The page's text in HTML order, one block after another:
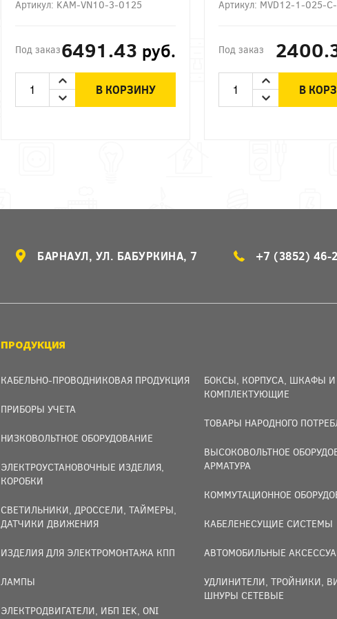
Артикул: KAM-VN10-3-0125
Под заказ6491.43 руб.
В КОРЗИНУ
Артикул: MVD12-1-025-
Под заказ
В
БАРНАУЛ, УЛ. БАБУРКИНА, 7 +7 (3852) 46-
ПРОДУКЦИЯ
КАБЕЛЬНО-ПРОВОДНИКОВАЯ ПРОДУКЦИЯ
ПРИБОРЫ УЧЕТА
НИЗКОВОЛЬТНОЕ ОБОРУДОВАНИЕ
ЭЛЕКТРОУСТАНОВОЧНЫЕ ИЗДЕЛИЯ,
КОРОБКИ
СВЕТИЛЬНИКИ, ДРОССЕЛИ, ТАЙМЕРЫ,
ДАТЧИКИ ДВИЖЕНИЯ
ИЗДЕЛИЯ ДЛЯ ЭЛЕКТРОМОНТАЖА КПП
ЛАМПЫ
ЭЛЕКТРОДВИГАТЕЛИ, ИБП IEK, ONI
БОКСЫ, КОРПУСА, ШКАФЫ И
КОМПЛЕКТУЮЩИЕ
ТОВАРЫ НАРОДНОГО
ВЫСОКОВОЛЬТНОЕ
АРМАТУРА
КОММУТАЦИОННОЕ
КАБЕЛЕНЕСУЩИЕ СИСТЕМЫ
АВТОМОБИЛЬНЫЕ
УДЛИНИТЕЛИ, ТРОЙНИКИ,
ШНУРЫ СЕТЕВЫЕ